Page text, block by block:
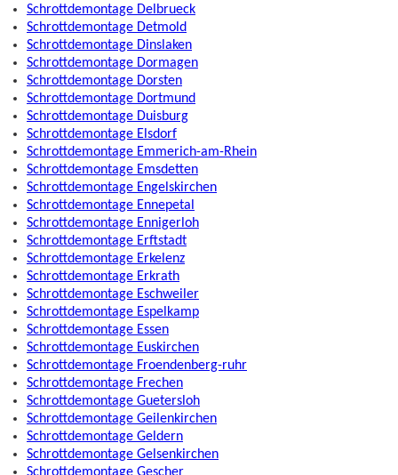
Schrottdemontage Delbrueck
Schrottdemontage Detmold
Schrottdemontage Dinslaken
Schrottdemontage Dormagen
Schrottdemontage Dorsten
Schrottdemontage Dortmund
Schrottdemontage Duisburg
Schrottdemontage Elsdorf
Schrottdemontage Emmerich-am-Rhein
Schrottdemontage Emsdetten
Schrottdemontage Engelskirchen
Schrottdemontage Ennepetal
Schrottdemontage Ennigerloh
Schrottdemontage Erftstadt
Schrottdemontage Erkelenz
Schrottdemontage Erkrath
Schrottdemontage Eschweiler
Schrottdemontage Espelkamp
Schrottdemontage Essen
Schrottdemontage Euskirchen
Schrottdemontage Froendenberg-ruhr
Schrottdemontage Frechen
Schrottdemontage Guetersloh
Schrottdemontage Geilenkirchen
Schrottdemontage Geldern
Schrottdemontage Gelsenkirchen